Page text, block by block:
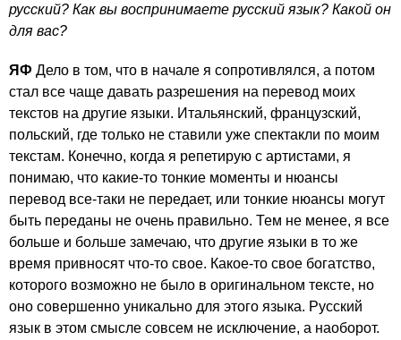
русский? Как вы воспринимаете русский язык? Какой он
для вас?
ЯФ Дело в том, что в начале я сопротивлялся, а потом
стал все чаще давать разрешения на перевод моих
текстов на другие языки. Итальянский, французский,
польский, где только не ставили уже спектакли по моим
текстам. Конечно, когда я репетирую с артистами, я
понимаю, что какие-то тонкие моменты и нюансы
перевод все-таки не передает, или тонкие нюансы могут
быть переданы не очень правильно. Тем не менее, я все
больше и больше замечаю, что другие языки в то же
время привносят что-то свое. Какое-то свое богатство,
которого возможно не было в оригинальном тексте, но
оно совершенно уникально для этого языка. Русский
язык в этом смысле совсем не исключение, а наоборот.